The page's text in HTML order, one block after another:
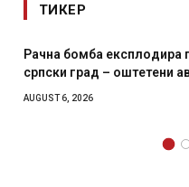
ТИКЕР
бомба експлодира
град – оштетени
6, 2026